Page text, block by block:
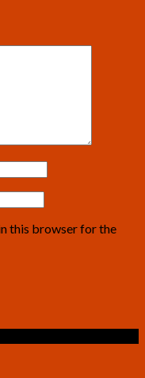
this browser for the